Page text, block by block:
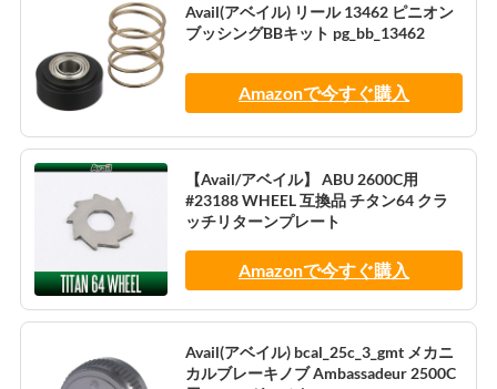
Avail(アベイル) リール 13462 ピニオン
ブッシングBBキット pg_bb_13462
Amazonで今すぐ購入
【Avail/アベイル】 ABU 2600C用
#23188 WHEEL 互換品 チタン64 クラ
ッチリターンプレート
Amazonで今すぐ購入
Avail(アベイル) bcal_25c_3_gmt メカニ
カルブレーキノブ Ambassadeur 2500C